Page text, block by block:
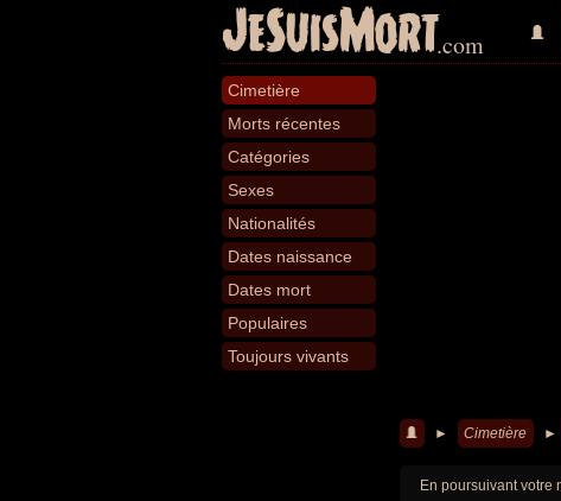
JeSuisMort.com
Cimetière
Morts récentes
Catégories
Sexes
Nationalités
Dates naissance
Dates mort
Populaires
Toujours vivants
► Cimetière ►
En poursuivant votre